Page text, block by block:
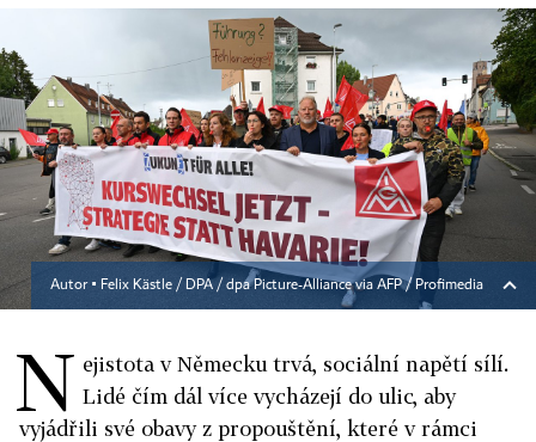
Autor ▪ Felix Kästle / DPA / dpa Picture-Alliance via AFP / Profimedia
N ejistota v Německu trvá, sociální napětí sílí.
Lidé čím dál více vycházejí do ulic, aby
vyjádřili své obavy z propouštění, které v rámci